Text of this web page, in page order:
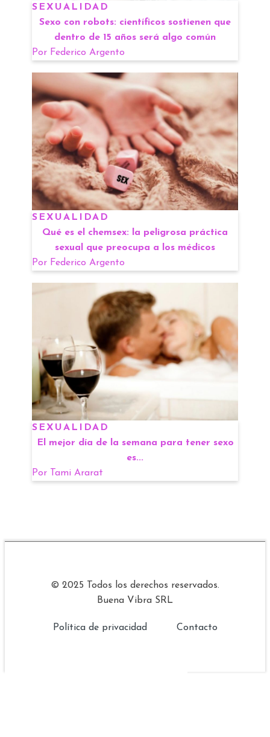
SEXUALIDAD
Sexo con robots: científicos sostienen que
dentro de 15 años será algo común
Por Federico Argento
SEXUALIDAD
Qué es el chemsex: la peligrosa práctica
sexual que preocupa a los médicos
Por Federico Argento
SEXUALIDAD
El mejor día de la semana para tener sexo
es...
Por Tami Ararat
© 2025 Todos los derechos reservados.
Buena Vibra SRL
Política de privacidad Contacto